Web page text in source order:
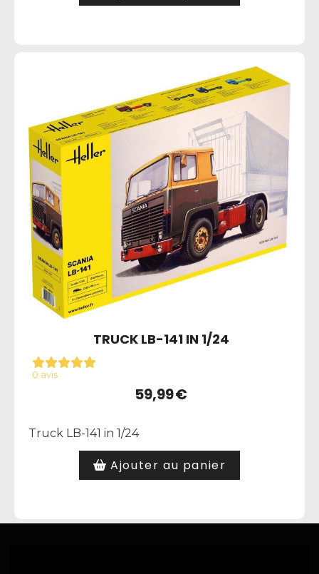
TRUCK LB-141 IN 1/24
0 avis
59,99€
Truck LB-141 in 1/24
Ajouter au panier